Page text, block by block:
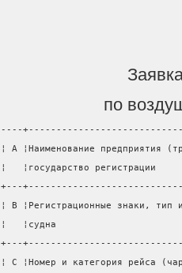
по
----
¦ A ¦Наименование предприятия
¦   ¦государство
+---
¦ B ¦Регистрационные знаки,
¦   ¦судна
+---
¦ C ¦Номер и категория рейса